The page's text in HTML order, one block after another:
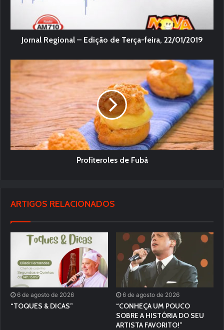
Jornal Regional – Edição de Terça-feira, 22/01/2019
Profiteroles de Fubá
ARTIGOS RELACIONADOS
6 de agosto de 2026
“TOQUES & DICAS”
6 de agosto de 2026
“CONHEÇA UM POUCO
SOBRE A HISTÓRIA DO SEU
ARTISTA FAVORITO!”